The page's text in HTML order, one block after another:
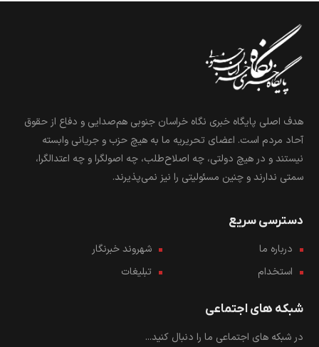
هدف اصلی پایگاه خبری نگاه خراسان جنوبی هم‌صدایی و دفاع از حقوق
آحاد مردم است. اعضای تحریریه ما به هیچ حزب و جریانی وابسته
نیستند و در هیچ دولتی، چه اصلاح‌طلب، چه اصولگرا و چه اعتدالگرا،
سمتی ندارند و چنین مسئولیتی را نیز نمی‌پذیرند.
دسترسی سریع
درباره ما
شهروند خبرنگار
استخدام
تبلیغات
شبکه های اجتماعی
در شبکه های اجتماعی ما را دنبال کنید...